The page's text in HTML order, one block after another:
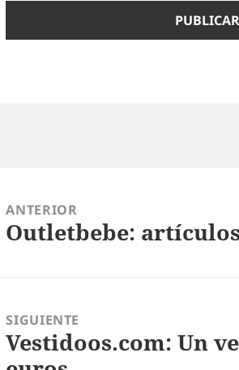
ANTERIOR
Entrada
Outletbebe:
SIGUIENTE
Entrada
siguiente:
Vestidoos.com: Un